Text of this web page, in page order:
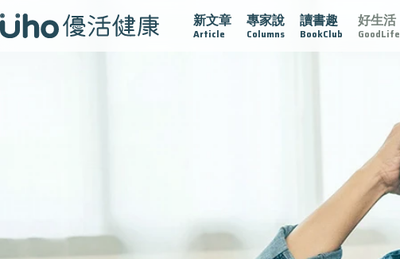
新文章
Article
專家說
Columns
讀書趣
BookClub
好生活
GoodLife
植牙指南 漸凍不孤單 愛不沾黏 守護腺在 疫情保衛戰